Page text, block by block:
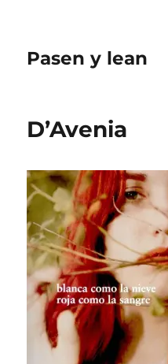
Pasen y lean
D’Avenia